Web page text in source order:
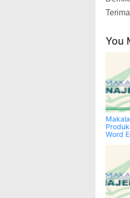
You
Word